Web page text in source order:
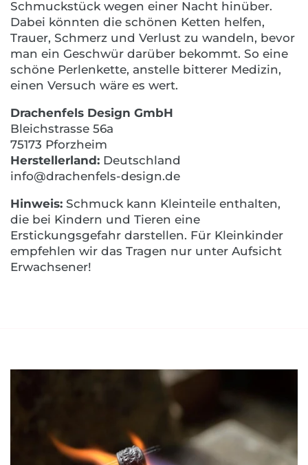
Schmuckstück wegen einer Nacht hinüber.
Dabei könnten die schönen Ketten helfen,
Trauer, Schmerz und Verlust zu wandeln, bevor
man ein Geschwür darüber bekommt. So eine
schöne Perlenkette, anstelle bitterer Medizin,
einen Versuch wäre es wert.
Drachenfels Design GmbH
Bleichstrasse 56a
75173 Pforzheim
Herstellerland: Deutschland
info@drachenfels-design.de
Hinweis: Schmuck kann Kleinteile enthalten,
die bei Kindern und Tieren eine
Erstickungsgefahr darstellen. Für Kleinkinder
empfehlen wir das Tragen nur unter Aufsicht
Erwachsener!